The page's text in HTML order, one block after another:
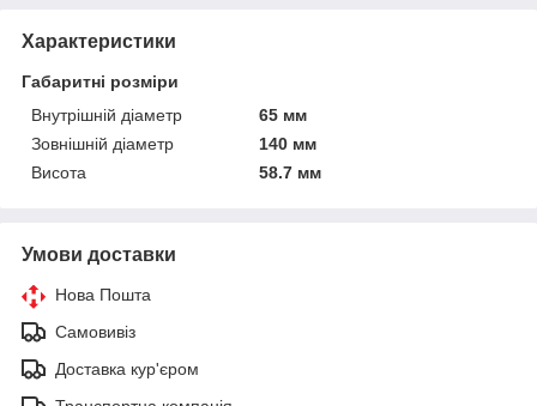
Характеристики
Габаритні розміри
Внутрішній діаметр
65 мм
Зовнішній діаметр
140 мм
Висота
58.7 мм
Умови доставки
Нова Пошта
Самовивіз
Доставка кур'єром